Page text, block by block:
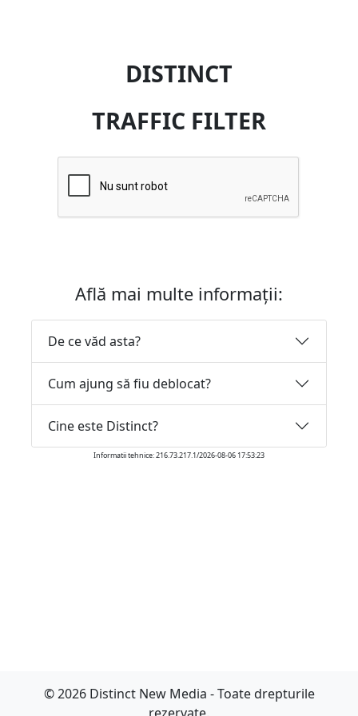
DISTINCT
TRAFFIC FILTER
Află mai multe informații:
De ce văd asta?
Cum ajung să fiu deblocat?
Cine este Distinct?
Informatii tehnice: 216.73.217.1/2026-08-06 17:53:23
© 2026 Distinct New Media - Toate drepturile